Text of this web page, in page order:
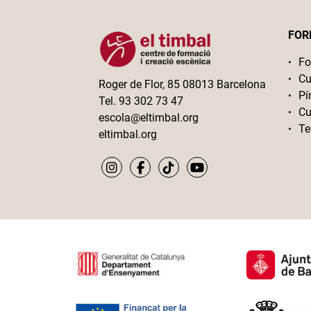
Roger de Flor, 85 08013 Barcelona
Tel. 93 302 73 47
escola@eltimbal.org
eltimbal.org